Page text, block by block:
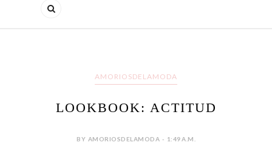
AMORIOSDELAMODA
LOOKBOOK: ACTITUD
BY AMORIOSDELAMODA - 1:49 A.M.